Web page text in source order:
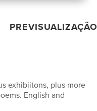
PREVISUALIZAÇÃO
exhibiitons, plus more
English and